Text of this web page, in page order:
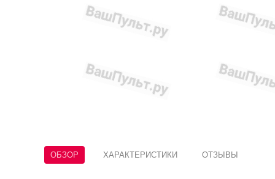
ОБЗОР ХАРАКТЕРИСТИКИ ОТЗЫВЫ